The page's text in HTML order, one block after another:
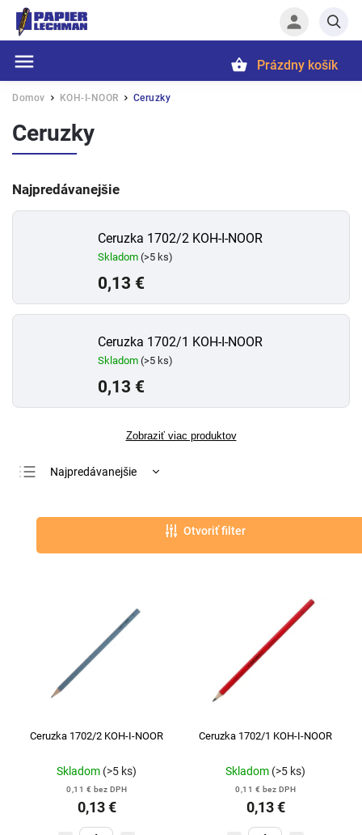
Prázdny košík
Domov / KOH-I-NOOR / Ceruzky
Ceruzky
Najpredávanejšie
Ceruzka 1702/2 KOH-I-NOOR
Skladom (>5 ks)
0,13 €
Ceruzka 1702/1 KOH-I-NOOR
Skladom (>5 ks)
0,13 €
Zobraziť viac produktov
Najpredávanejšie
Otvoriť filter
Ceruzka 1702/2 KOH-I-NOOR
Skladom (>5 ks)
0,11 € bez DPH
0,13 €
Ceruzka 1702/1 KOH-I-NOOR
Skladom (>5 ks)
0,11 € bez DPH
0,13 €